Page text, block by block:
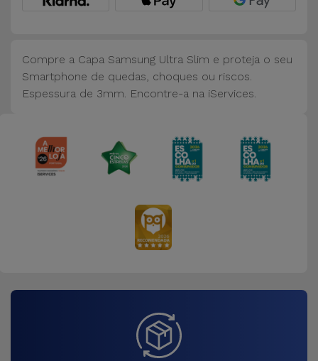
de
Computador
Tablet
Compre a Capa Samsung Ultra Slim e proteja o seu
Smartphone de quedas, choques ou riscos.
Espessura de 3mm. Encontre-a na iServices.